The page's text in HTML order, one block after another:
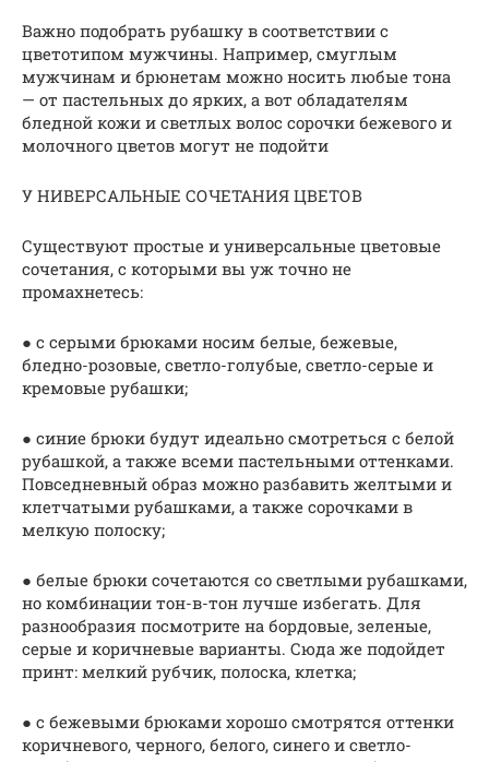
Важно подобрать рубашку в соответствии с
цветотипом мужчины. Например, смуглым
мужчинам и брюнетам можно носить любые тона
— от пастельных до ярких, а вот обладателям
бледной кожи и светлых волос сорочки бежевого и
молочного цветов могут не подойти
У НИВЕРСАЛЬНЫЕ СОЧЕТАНИЯ ЦВЕТОВ
Существуют простые и универсальные цветовые
сочетания, с которыми вы уж точно не
промахнетесь:
● с серыми брюками носим белые, бежевые,
бледно-розовые, светло-голубые, светло-серые и
кремовые рубашки;
● синие брюки будут идеально смотреться с белой
рубашкой, а также всеми пастельными оттенками.
Повседневный образ можно разбавить желтыми и
клетчатыми рубашками, а также сорочками в
мелкую полоску;
● белые брюки сочетаются со светлыми рубашками,
но комбинации тон-в-тон лучше избегать. Для
разнообразия посмотрите на бордовые, зеленые,
серые и коричневые варианты. Сюда же подойдет
принт: мелкий рубчик, полоска, клетка;
● с бежевыми брюками хорошо смотрятся оттенки
коричневого, черного, белого, синего и светло-